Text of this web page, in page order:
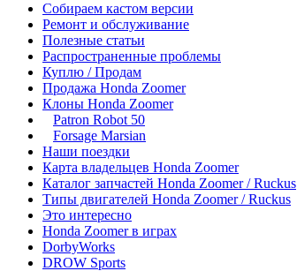
Собираем кастом версии
Ремонт и обслуживание
Полезные статьи
Распространенные проблемы
Куплю / Продам
Продажа Honda Zoomer
Клоны Honda Zoomer
Patron Robot 50
Forsage Marsian
Наши поездки
Карта владельцев Honda Zoomer
Каталог запчастей Honda Zoomer / Ruckus
Типы двигателей Honda Zoomer / Ruckus
Это интересно
Honda Zoomer в играх
DorbyWorks
DROW Sports